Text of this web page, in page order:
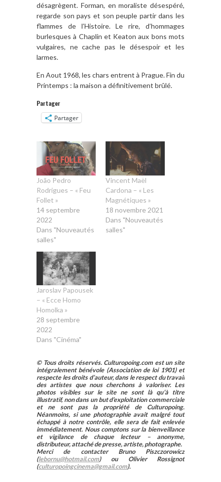
désagrègent. Forman, en moraliste désespéré,
regarde son pays et son peuple partir dans les
flammes de l’Histoire. Le rire, d’hommages
burlesques à Chaplin et Keaton aux bons mots
vulgaires, ne cache pas le désespoir et les
larmes.
En Aout 1968, les chars entrent à Prague. Fin du
Printemps : la maison a définitivement brûlé.
Partager
Partager
João Pedro
Rodrigues – « Feu
Follet »
14 septembre
2022
Dans "Nouveautés
salles"
Vincent Maël
Cardona – « Les
Magnétiques »
18 novembre 2021
Dans "Nouveautés
salles"
Jaroslav Papousek
– « Ecce Homo
Homolka »
28 septembre
2022
Dans "Cinéma"
© Tous droits réservés. Culturopoing.com est un site
intégralement bénévole (Association de loi 1901) et
respecte les droits d’auteur, dans le respect du travail
des artistes que nous cherchons à valoriser. Les
photos visibles sur le site ne sont là qu’à titre
illustratif, non dans un but d’exploitation commerciale
et ne sont pas la propriété de Culturopoing.
Néanmoins, si une photographie avait malgré tout
échappé à notre contrôle, elle sera de fait enlevée
immédiatement. Nous comptons sur la bienveillance
et vigilance de chaque lecteur – anonyme,
distributeur, attaché de presse, artiste, photographe.
Merci de contacter Bruno Piszczorowicz
(lebornu@hotmail.com) ou Olivier Rossignot
(culturopoingcinema@gmail.com).